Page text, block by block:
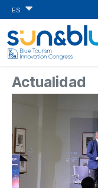
ES
Actualidad